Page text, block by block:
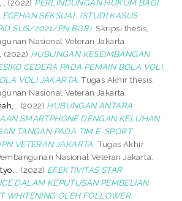
(2022) PERLINDUNGAN HUKUM BAGI
SEKSUAL (STUDI KASUS
2021/PN.BGR). Skripsi thesis,
Nasional Veteran Jakarta.
(2022) HUBUNGAN KESEIMBANGAN
CEDERA PADA PEMAIN BOLA VOLI
VOLI JAKARTA. Tugas Akhir thesis,
Nasional Veteran Jakarta.
.
(2022) HUBUNGAN ANTARA
SMARTPHONE DENGAN KELUHAN
TANGAN PADA TIM E-SPORT
VETERAN JAKARTA. Tugas Akhir
Nasional Veteran Jakarta.
.
(2022) EFEKTIVITAS STAR
DALAM KEPUTUSAN PEMBELIAN
WHITENING OLEH FOLLOWER